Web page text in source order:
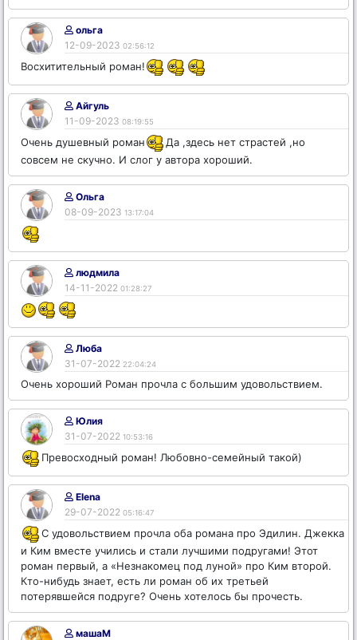
ольга
12-09-2023 02:56:12
Восхитительный роман!
Айгуль
11-09-2023 08:19:55
Очень душевный роман
Да ,здесь нет страстей ,но
совсем не скучно. И слог у автора хороший.
Ольга
08-09-2023 13:17:04
людмила
14-11-2022 01:28:27
Люба
31-07-2022 22:04:24
Очень хороший Роман прочла с большим удовольствием.
Юлия
31-07-2022 10:53:16
Превосходный роман! Любовно-семейный такой)
Elena
29-07-2022 05:16:47
С удовольствием прочла оба романа про Эдилин. Джекка
и Ким вместе учились и стали лучшими подругами! Этот
роман первый, а «Незнакомец под луной» про Ким второй.
Кто-нибудь знает, есть ли роман об их третьей
потерявшейся подруге? Очень хотелось бы прочесть.
машаМ